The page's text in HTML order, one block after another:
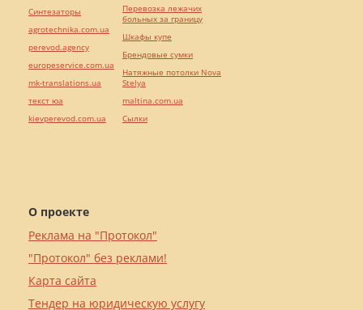
О проекте
Реклама на "Протокол"
"Протокол" без реклами!
Карта сайта
Тендер на юридическую услугу
Синтезаторы
agrotechnika.com.ua
perevod.agency
europeservice.com.ua
mk-translations.ua
текст юа
kievperevod.com.ua
Перевозка лежачих
больных за границу
Шкафы купе
Брендовые сумки
Натяжные потолки Nova
Stelya
maltina.com.ua
Cылки